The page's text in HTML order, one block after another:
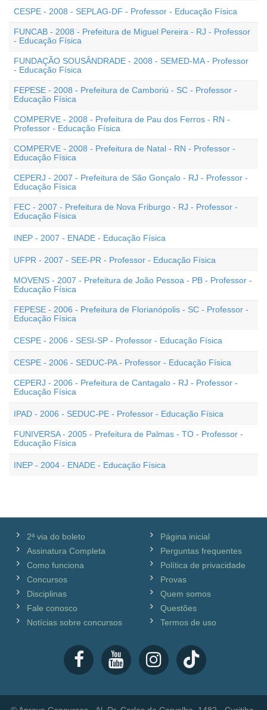
CESPE - 2008 - SEPLAG-DF - Professor - Educação Física
FUNCAB - 2008 - Prefeitura de Miguel Pereira - RJ - Professor
- Educação Física
FUNDAÇÃO SOUSÂNDRADE - 2008 - SEMED-MA - Professor
- Educação Física
FEPESE - 2008 - Prefeitura de Camboriú - SC - Professor -
Educação Física
COMPERVE - 2008 - Prefeitura de Pau dos Ferros - RN -
Professor - Educação Física
COMPERVE - 2008 - Prefeitura de Natal - RN - Professor -
Educação Física
CEPERJ - 2007 - Prefeitura de São Gonçalo - RJ - Professor -
Educação Física
FEC - 2007 - Prefeitura de Nova Friburgo - RJ - Professor -
Educação Física
INEP - 2007 - ENADE - Educação Física
UFPR - 2007 - SEE-PR - Professor - Educação Física
MOVENS - 2007 - Prefeitura de João Pessoa - PB - Professor -
Educação Física
FEPESE - 2006 - Prefeitura de Florianópolis - SC - Professor -
Educação Física
CESPE - 2006 - SESI-SP - Professor - Educação Física
CESPE - 2006 - SEDUC-PA - Professor - Educação Física
CEPERJ - 2006 - Prefeitura de Cantagalo - RJ - Professor -
Educação Física
IPAD - 2006 - SEDUC-PE - Professor - Educação Física
FUNIVERSA - 2005 - Prefeitura de Palmas - TO - Professor -
Educação Física
INEP - 2004 - ENADE - Educação Física
2ª via do boleto
Assinatura Completa
Como funciona
Concursos
Disciplinas
Fale conosco
Notícias sobre concursos
Página inicial
Perguntas frequentes
Política de privacidade
Provas
Quem somos
Questões
Termos de uso